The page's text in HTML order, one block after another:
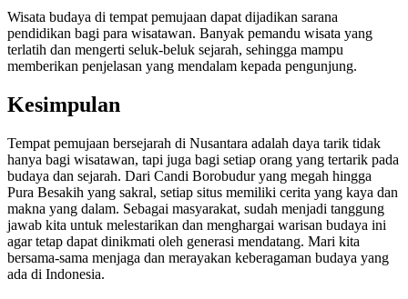
Wisata budaya di tempat pemujaan dapat dijadikan sarana
pendidikan bagi para wisatawan. Banyak pemandu wisata yang
terlatih dan mengerti seluk-beluk sejarah, sehingga mampu
memberikan penjelasan yang mendalam kepada pengunjung.
Kesimpulan
Tempat pemujaan bersejarah di Nusantara adalah daya tarik tidak
hanya bagi wisatawan, tapi juga bagi setiap orang yang tertarik pada
budaya dan sejarah. Dari Candi Borobudur yang megah hingga
Pura Besakih yang sakral, setiap situs memiliki cerita yang kaya dan
makna yang dalam. Sebagai masyarakat, sudah menjadi tanggung
jawab kita untuk melestarikan dan menghargai warisan budaya ini
agar tetap dapat dinikmati oleh generasi mendatang. Mari kita
bersama-sama menjaga dan merayakan keberagaman budaya yang
ada di Indonesia.